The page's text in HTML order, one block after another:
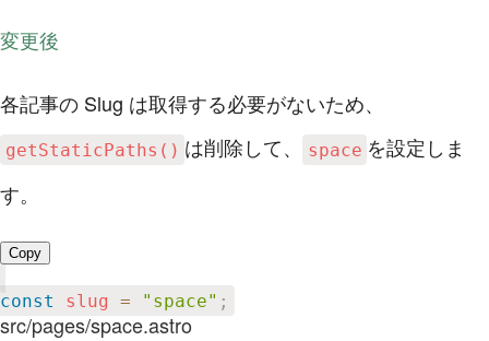
変更後
各記事の Slug は取得する必要がないため、
getStaticPaths() は削除して、 space を設定しま
す。
Copy
const slug = "space" ;
src/pages/space.astro